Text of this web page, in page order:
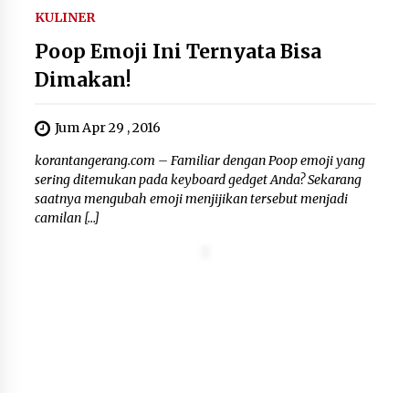
KULINER
Poop Emoji Ini Ternyata Bisa
Dimakan!
Jum Apr 29 , 2016
korantangerang.com – Familiar dengan Poop emoji yang
sering ditemukan pada keyboard gedget Anda? Sekarang
saatnya mengubah emoji menjijikan tersebut menjadi
camilan […]